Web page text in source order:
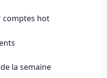
comptes hot
la semaine